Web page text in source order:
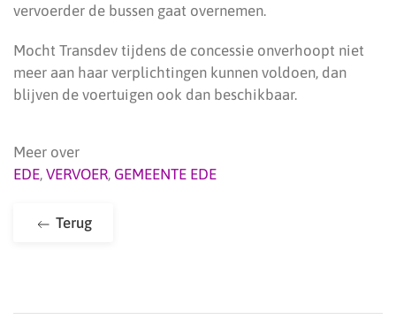
vervoerder de bussen gaat overnemen.
Mocht Transdev tijdens de concessie onverhoopt niet
meer aan haar verplichtingen kunnen voldoen, dan
blijven de voertuigen ook dan beschikbaar.
Meer over
EDE, VERVOER, GEMEENTE EDE
Terug